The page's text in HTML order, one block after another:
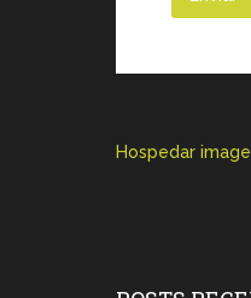
Hospedar